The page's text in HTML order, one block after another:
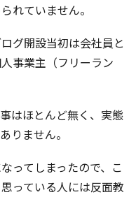
れていません。
グ開設当初は会社員と
事業主（フリーラン
はほとんど無く、実態
りません。
ってしまったので、こ
っている人には反面教